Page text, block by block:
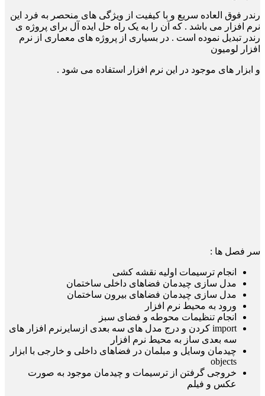
رندر فوق العاده سریع و با کیفیت از ویژگی های منحصر به فرد این
نرم افزار می باشد . که آن را به یک راه حل ایده آل برای پروژه ی
رندر تبدیل نموده است . در بسیاری از پروژه های معماری از نرم
افزار لومیون
و ابزار های موجود در این نرم افزار استفاده می شود .
سر فصل ها :
انجام ترسیمات اولیه نقشه کشی
مدل سازی چیدمان فضاهای داخلی ساختمان
مدل سازی چیدمان فضاهای بیرون ساختمان
ورود به محیط نرم افزار
انجام تنظیمات محوطه و فضای سبز
import کردن و درج مدل های سه بعدی ازسایرنرم افزار های
سه بعدی ساز به محیط نرم افزار
چیدمان وسایل و مبلمان در فضاهای داخلی و خارجی با ابزار
objects
خروجی گرفتن از ترسیمات و چیدمان موجود به صورت
عکس و فیلم